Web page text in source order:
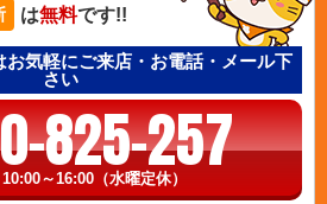
は無料です!!
気軽にご来店・お電話・メール下
さい
825-257
～16:00（水曜定休）